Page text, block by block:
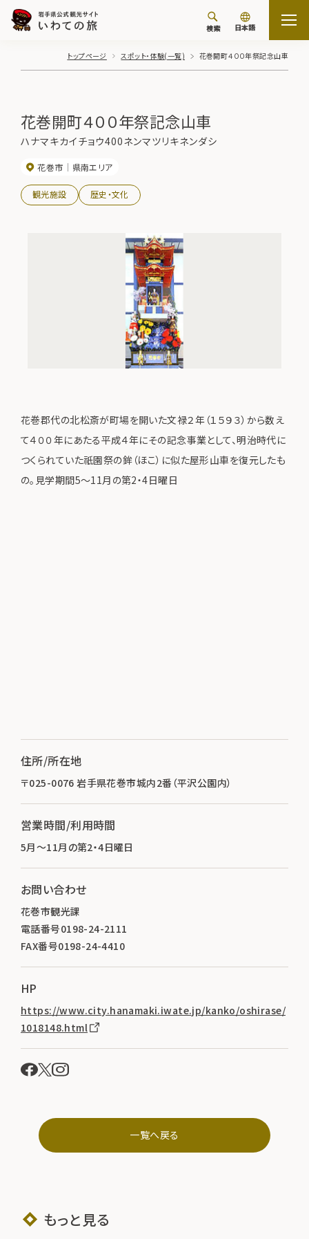
検索 日本語
トップページ スポット・体験(一覧) 花巻開町４００年祭記念山車
花巻開町４００年祭記念山車
ハナマキカイチョウ400ネンマツリキネンダシ
花巻市 県南エリア
観光施設 歴史・文化
花巻郡代の北松斎が町場を開いた文禄２年（１５９３）から数え
て４００年にあたる平成４年にその記念事業として、明治時代に
つくられていた祇園祭の鉾（ほこ）に似た屋形山車を復元したも
の。見学期間5～11月の第2・4日曜日
住所/所在地
〒025-0076 岩手県花巻市城内2番（平沢公園内）
営業時間/利用時間
5月～11月の第2・4日曜日
お問い合わせ
花巻市観光課
電話番号0198-24-2111
FAX番号0198-24-4410
HP
https://www.city.hanamaki.iwate.jp/kanko/oshirase/
1018148.html
一覧へ戻る
もっと見る